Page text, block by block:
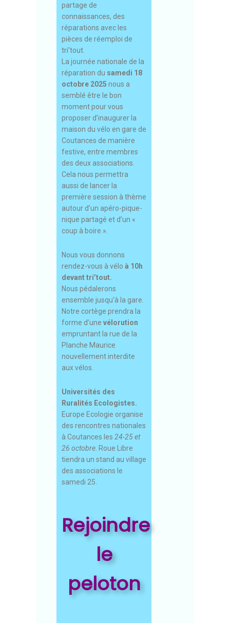
partage de
connaissances, des
réparations avec les
pièces de réemploi de
tri’tout.
La journée nationale de la
réparation du samedi 18
octobre 2025 nous a
semblé être le bon
moment pour vous
proposer d’inaugurer la
maison du vélo en gare de
Coutances de manière
festive, entre membres
des deux associations.
Cela nous permettra
aussi de lancer la
première session à thème
autour d’un apéro-pique-
nique partagé et d’un «
coup à boire ».
Nous vous donnons
rendez-vous à vélo à 10h
devant tri’tout.
Nous pédalerons
ensemble jusqu’à la gare.
Notre cortège prendra la
forme d’une vélorution
empruntant la rue de la
Planche Maurice
nouvellement interdite
aux vélos.
Universités des
Ruralités Ecologistes.
Europe Ecologie organise
des rencontres nationales
à Coutances les 24-25 et
26 octobre . Roue Libre
tiendra un stand au village
des associations le
samedi 25.
Rejoindre
le
peloton